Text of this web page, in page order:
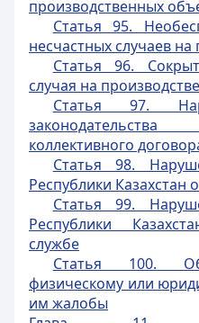
производственных
Статья 95.
несчастных случаев на
Статья 96.
случая на производстве
Статья 97.
коллективного
Статья 98.
Республики Казахстан
Статья 99.
Республики
службе
Статья 100.
физическому или
им жалобы